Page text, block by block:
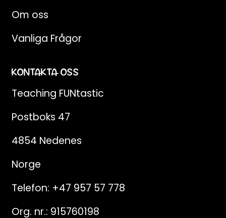
Om oss
Vanliga Frågor
KONTAKTA OSS
Teaching FUNtastic
Postboks 47
4854 Nedenes
Norge
Telefon: +47 957 57 778
Org. nr.: 915760198